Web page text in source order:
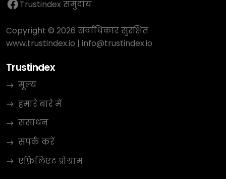
Trustindex समुदाय
Copyright © 2026 सर्वाधिकार सुरक्षित
www.trustindex.io | info@trustindex.io
Trustindex
मूल्य
हमारे बारे में
संसाधन
संपर्क करें
एफ़िलिएट प्रोग्राम